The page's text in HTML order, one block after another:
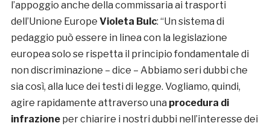
l’appoggio anche della commissaria ai trasporti
dell’Unione Europe Violeta Bulc: “Un sistema di
pedaggio può essere in linea con la legislazione
europea solo se rispetta il principio fondamentale di
non discriminazione – dice – Abbiamo seri dubbi che
sia così, alla luce dei testi di legge. Vogliamo, quindi,
agire rapidamente attraverso una procedura di
infrazioneper chiarire i nostri dubbi nell’interesse dei